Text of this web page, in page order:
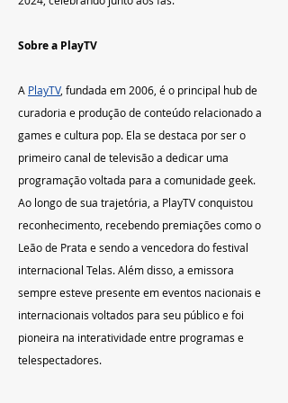
Sobre a PlayTV
A PlayTV, fundada em 2006, é o principal hub de
curadoria e produção de conteúdo relacionado a
games e cultura pop. Ela se destaca por ser o
primeiro canal de televisão a dedicar uma
programação voltada para a comunidade geek.
Ao longo de sua trajetória, a PlayTV conquistou
reconhecimento, recebendo premiações como o
Leão de Prata e sendo a vencedora do festival
internacional Telas. Além disso, a emissora
sempre esteve presente em eventos nacionais e
internacionais voltados para seu público e foi
pioneira na interatividade entre programas e
telespectadores.